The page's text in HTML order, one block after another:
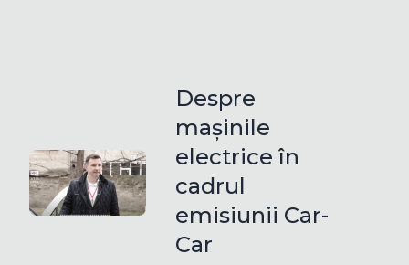
Despre
mașinile
electrice în
cadrul
emisiunii Car-
Car